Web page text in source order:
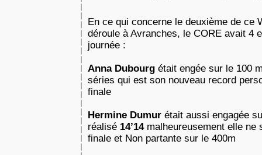
En ce qui concerne le deuxième de ce
déroule à Avranches, le CORE avait 4
journée :
Anna Dubourg était engée sur le 100
séries qui est son nouveau record
finale
Hermine Dumur était aussi engagée
réalisé 14’14malheureusement elle ne
finale et Non partante sur le 400m